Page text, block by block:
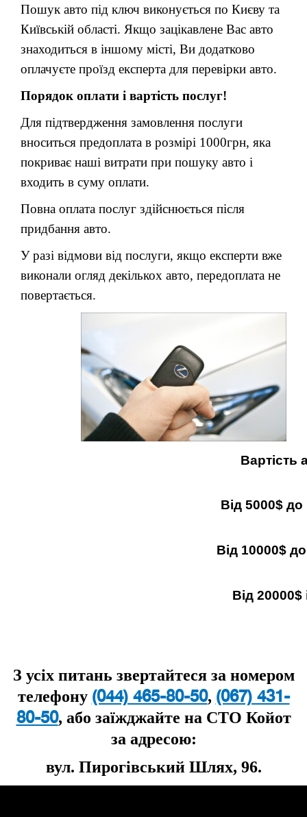
Пошук авто під ключ виконується по Києву та
Київській області. Якщо зацікавлене Вас авто
знаходиться в іншому місті, Ви додатково
оплачуєте проїзд експерта для перевірки авто.
Порядок оплати і вартість послуг!
Для підтвердження замовлення послуги
вноситься предоплата в розмірі 1000грн, яка
покриває наші витрати при пошуку авто і
входить в суму оплати.
Повна оплата послуг здійснюється після
придбання авто.
У разі відмови від послуги, якщо експерти вже
виконали огляд декількох авто, передоплата не
повертається.
Вартість
Від 5000$ до
Від 10000$
Від 20000$
З усіх питань звертайтеся за номером
телефону (044) 465-80-50, (067) 431-
80-50, або заїжджайте на СТО Койот
за адресою:
вул. Пирогівський Шлях, 96.